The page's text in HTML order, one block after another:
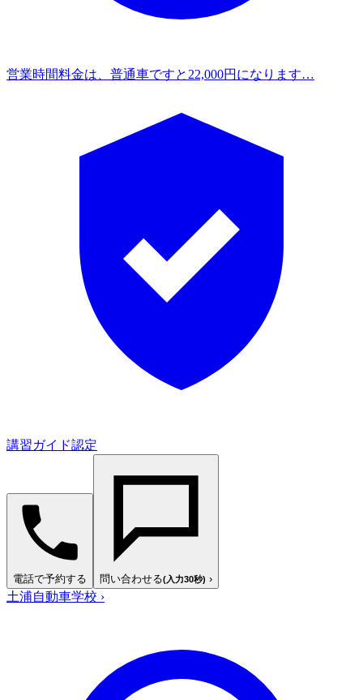
営業時間料金は、普通車ですと22,000円になります…
講習ガイド認定
電話で予約する 問い合わせる(入力30秒) ›
土浦自動車学校 ›